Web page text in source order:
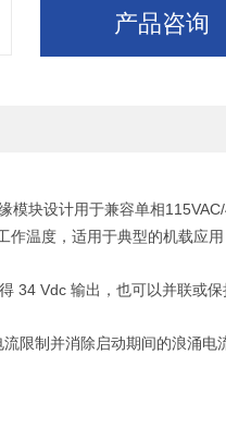
产品咨询
模块设计用于兼容单相
作温度，适用于典型的机载应用
34 Vdc 输出，也可以并联或保
限制并消除启动期间的浪涌